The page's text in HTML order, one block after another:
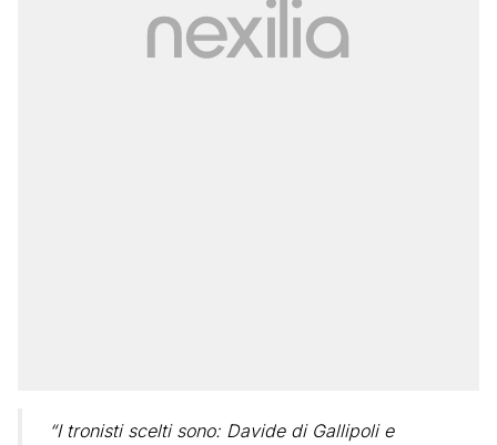
“I tronisti scelti sono: Davide di Gallipoli e